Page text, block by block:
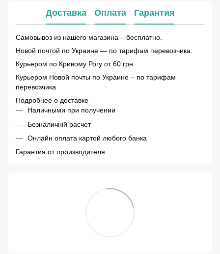
Доставка Оплата Гарантия
Самовывоз из нашего магазина – бесплатно.
Новой почтой по Украине — по тарифам перевозчика.
Курьером по Кривому Рогу от 60 грн.
Курьером Новой почты по Украине – по тарифам
перевозчика
Подробнее о доставке
Наличными при получении
Безналичній расчет
Онлайн оплата картой любого банка
Гарантия от производителя